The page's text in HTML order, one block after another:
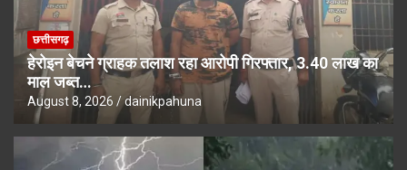
छत्तीसगढ़
हेरोइन बेचने ग्राहक तलाश रहा आरोपी गिरफ्तार, 3.40 लाख का
माल जब्त…
August 8, 2026 dainikpahuna